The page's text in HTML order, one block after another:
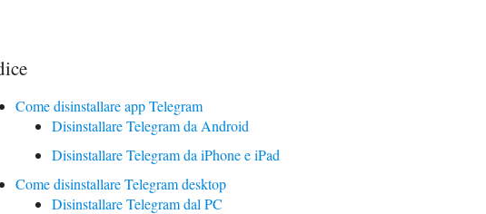
Come disinstallare app Telegram
Disinstallare Telegram da Android
Disinstallare Telegram da iPhone e iPad
Come disinstallare Telegram desktop
Disinstallare Telegram dal PC